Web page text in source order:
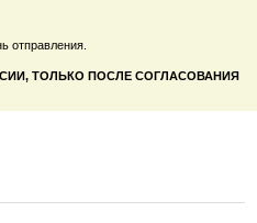
отправления.
ТОЛЬКО ПОСЛЕ СОГЛАСОВАНИЯ